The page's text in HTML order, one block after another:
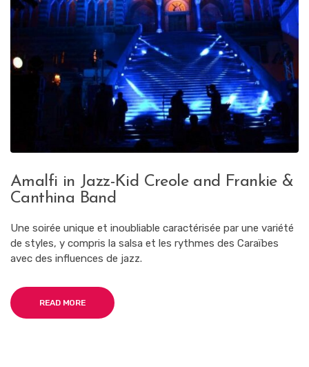
Amalfi in Jazz-Kid Creole and Frankie &
Canthina Band
Une soirée unique et inoubliable caractérisée par une variété
de styles, y compris la salsa et les rythmes des Caraïbes
avec des influences de jazz.
READ MORE